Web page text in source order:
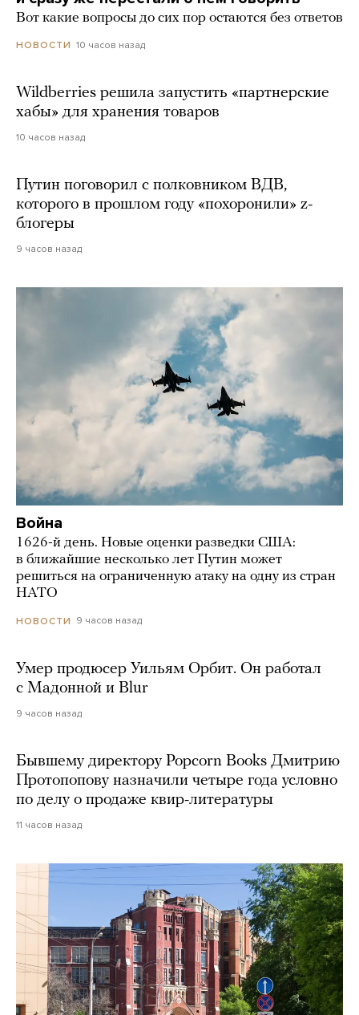
Вот какие вопросы до сих пор остаются без ответов
НОВОСТИ 10 часов назад
Wildberries решила запустить «партнерские
хабы» для хранения товаров
10 часов назад
Путин поговорил с полковником ВДВ,
которого в прошлом году «похоронили» z-
блогеры
9 часов назад
Война
1626-й день. Новые оценки разведки США:
в ближайшие несколько лет Путин может
решиться на ограниченную атаку на одну из стран
НАТО
НОВОСТИ 9 часов назад
Умер продюсер Уильям Орбит. Он работал
с Мадонной и Blur
9 часов назад
Бывшему директору Popcorn Books Дмитрию
Протопопову назначили четыре года условно
по делу о продаже квир-литературы
11 часов назад